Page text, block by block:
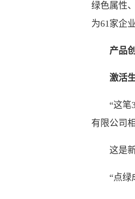
绿色属性
为61家企
产品
激活生
“这笔
有限公司
这是新
“点绿成